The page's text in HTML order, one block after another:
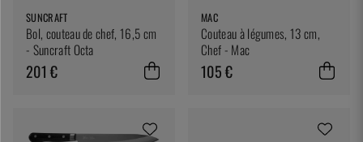
SUNCRAFT
Bol, couteau de chef, 16,5 cm
- Suncraft Octa
201 €
MAC
Couteau à légumes, 13 cm,
Chef - Mac
105 €